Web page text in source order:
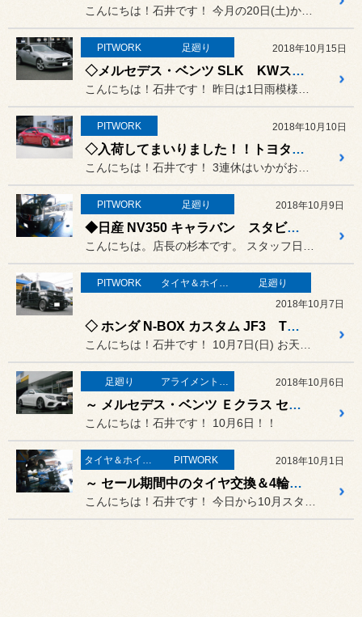
PITWORK 足廻り 2018年10月15日
◇メルセデス・ベンツ SLK KWストリートコンフォート取付◇
PITWORK 2018年10月10日
◇入荷してまいりました！！トヨタ 86 バリス カーボンボンネット取付!!◇
PITWORK 足廻り 2018年10月9日
◆日産 NV350 キャラバン スタビライザーブッシュ リフレッシュ作業◆
PITWORK タイヤ＆ホイール
足廻り
2018年10月7日
◇ ホンダ N-BOX カスタム JF3 TEIN車高調＆フロント・リアスピーカー交換作業 ◇
足廻り アライメント調整 2018年10月6日
～ メルセデス・ベンツ Ｅクラス セダン H&R ダウンサス取付作業 ～
こんにちは！石井です！ 10月6日！！
タイヤ＆ホイール PITWORK 2018年10月1日
～ セール期間中のタイヤ交換＆4輪アライメントのご紹介！！ ～